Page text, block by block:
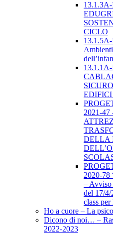
CICLO
2021-
DELLA
2020-
–
del 17/4/
class
Ho a cuore – La
Dicono di noi… –
2022-2023